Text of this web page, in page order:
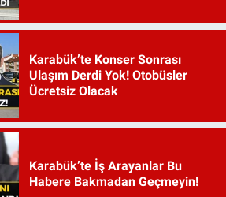
Karabük’te Konser Sonrası
Ulaşım Derdi Yok! Otobüsler
Ücretsiz Olacak
Karabük’te İş Arayanlar Bu
Habere Bakmadan Geçmeyin!